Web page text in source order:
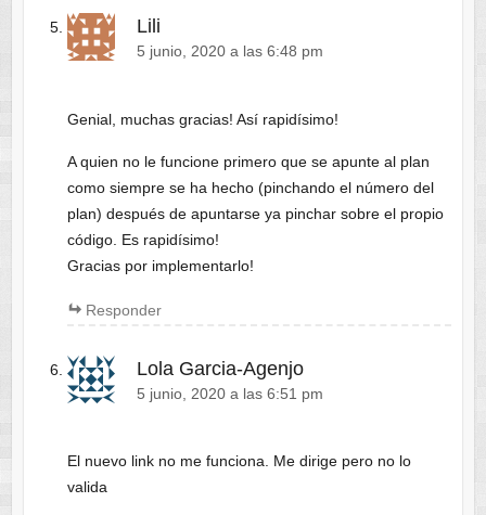
Lili
5 junio, 2020 a las 6:48 pm
Genial, muchas gracias! Así rapidísimo!
A quien no le funcione primero que se apunte al plan
como siempre se ha hecho (pinchando el número del
plan) después de apuntarse ya pinchar sobre el propio
código. Es rapidísimo!
Gracias por implementarlo!
Responder
Lola Garcia-Agenjo
5 junio, 2020 a las 6:51 pm
El nuevo link no me funciona. Me dirige pero no lo
valida